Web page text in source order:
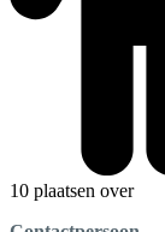
10 plaatsen over